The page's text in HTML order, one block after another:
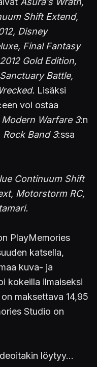
Shift Extend,
Disney
Final Fantasy
Gold Edition,
Battle,
Lisäksi
:een voi ostaa
Modern Warfare 3:n
Rock Band 3:ssa
Continuum Shift
Motorstorm RC,
PlayMemories
katsella,
kuva- ja
kokeilla ilmaiseksi
maksettava 14,95
Studio on
löytyy...